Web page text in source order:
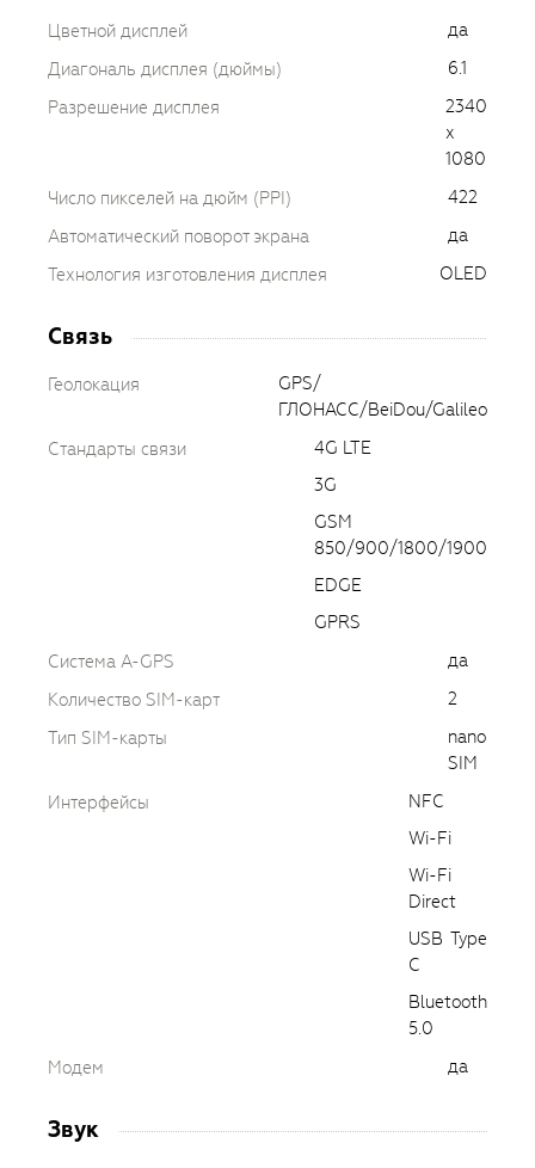
Цветной дисплей
да
Диагональ дисплея (дюймы)
6.1
Разрешение дисплея
2340
x
1080
Число пикселей на дюйм (PPI)
422
Автоматический поворот экрана
да
Технология изготовления дисплея
OLED
Связь
Геолокация
GPS/
ГЛОНАСС/BeiDou/Galileo
Стандарты связи
4G LTE
3G
GSM
850/900/1800/1900
EDGE
GPRS
Cистема A-GPS
да
Количество SIM-карт
2
Тип SIM-карты
nano
SIM
Интерфейсы
NFC
Wi-Fi
Wi-Fi
Direct
USB Type
C
Bluetooth
5.0
Модем
да
Звук